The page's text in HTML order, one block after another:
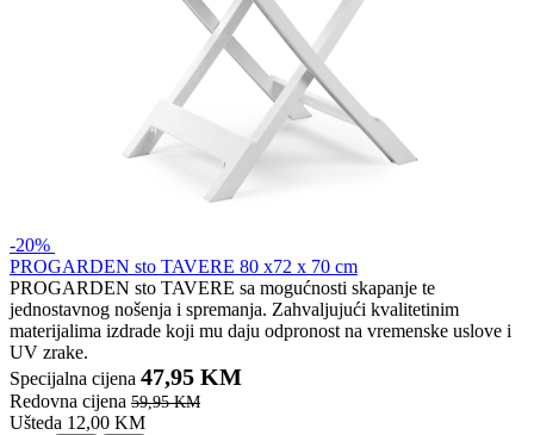
-20%
PROGARDEN sto TAVERE 80 x72 x 70 cm
PROGARDEN sto TAVERE sa mogućnosti skapanje te
jednostavnog nošenja i spremanja. Zahvaljujući kvalitetinim
materijalima izdrade koji mu daju odpronost na vremenske uslove i
UV zrake.
Specijalna cijena 47,95 KM
Redovna cijena 59,95 KM
Ušteda 12,00 KM